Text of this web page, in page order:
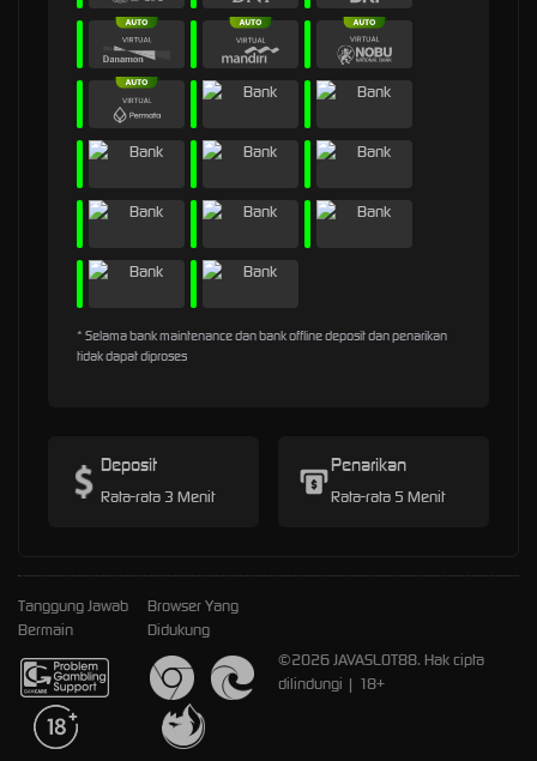
* Selama bank maintenance dan bank offline deposit dan penarikan
tidak dapat diproses
Deposit
Rata-rata 3 Menit
Penarikan
Rata-rata 5 Menit
Tanggung Jawab
Bermain
Browser Yang
Didukung
©2026 JAVASLOT88. Hak cipta
dilindungi | 18+